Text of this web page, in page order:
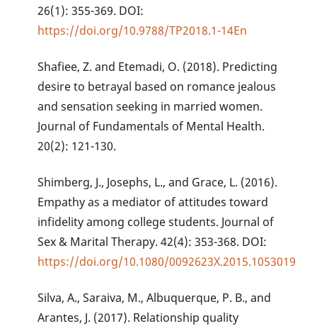
26(1): 355-369. DOI:
https://doi.org/10.9788/TP2018.1-14En
Shafiee, Z. and Etemadi, O. (2018). Predicting
desire to betrayal based on romance jealous
and sensation seeking in married women.
Journal of Fundamentals of Mental Health.
20(2): 121-130.
Shimberg, J., Josephs, L., and Grace, L. (2016).
Empathy as a mediator of attitudes toward
infidelity among college students. Journal of
Sex & Marital Therapy. 42(4): 353-368. DOI:
https://doi.org/10.1080/0092623X.2015.1053019
Silva, A., Saraiva, M., Albuquerque, P. B., and
Arantes, J. (2017). Relationship quality